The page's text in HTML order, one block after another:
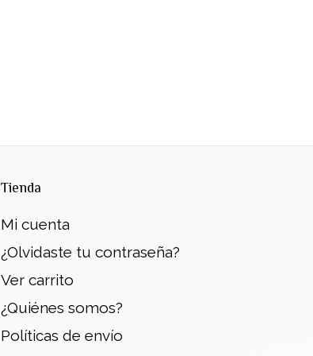
Tienda
Mi cuenta
¿Olvidaste tu contraseña?
Ver carrito
¿Quiénes somos?
Políticas de envío